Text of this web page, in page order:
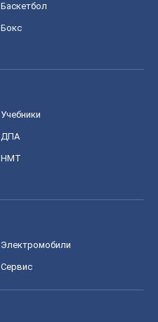
Баскетбол
Бокс
Учебники
ДПА
НМТ
Электромобили
Сервис